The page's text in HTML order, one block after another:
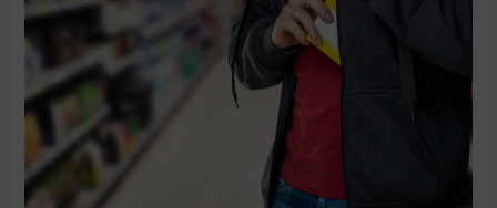
kradzieże
sklepowe.
Jeden
ze
sprawców
będzie
musiał